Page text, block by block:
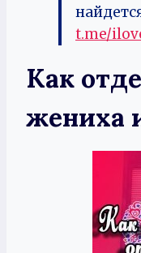
t.me/
Как
жениха